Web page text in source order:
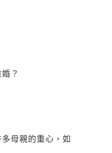
？
母親的重心，如